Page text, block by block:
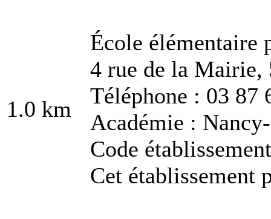
1.0 km
École élémentaire
4 rue de la
Téléphone : 03 87
Académie :
Code
Cet établissement